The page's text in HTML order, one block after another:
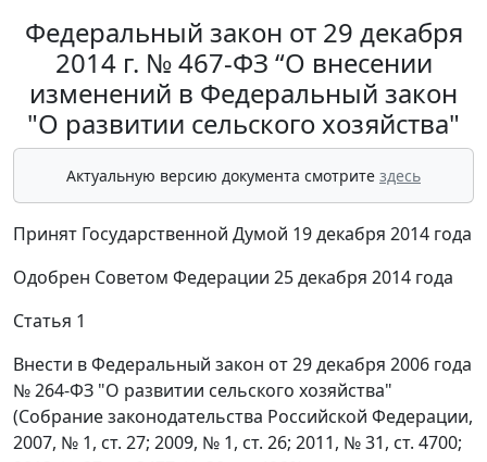
Федеральный закон от 29 декабря
2014 г. № 467-ФЗ “О внесении
изменений в Федеральный закон
"О развитии сельского хозяйства"
Актуальную версию документа смотрите здесь
Принят Государственной Думой 19 декабря 2014 года
Одобрен Советом Федерации 25 декабря 2014 года
Статья 1
Внести в Федеральный закон от 29 декабря 2006 года
№ 264-ФЗ "О развитии сельского хозяйства"
(Собрание законодательства Российской Федерации,
2007, № 1, ст. 27; 2009, № 1, ст. 26; 2011, № 31, ст. 4700;